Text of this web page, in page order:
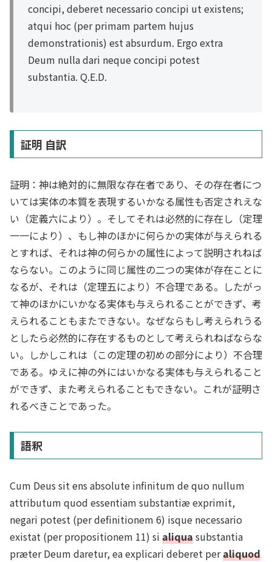
concipi, deberet necessario concipi ut existens;
atqui hoc (per primam partem hujus
demonstrationis) est absurdum. Ergo extra
Deum nulla dari neque concipi potest
substantia. Q.E.D.
証明 自訳
証明：神は絶対的に無限な存在者であり、その存在者につ
いては実体の本質を表現するいかなる属性も否定されえな
い（定義六により）。そしてそれは必然的に存在し（定理
一一により）、もし神のほかに何らかの実体が与えられる
とすれば、それは神の何らかの属性によって説明されねば
ならない。このように同じ属性の二つの実体が存在ことに
なるが、それは（定理五により）不合理である。したがっ
て神のほかにいかなる実体も与えられることができず、考
えられることもまたできない。なぜならもし考えられうる
としたら必然的に存在するものとして考えられねばならな
い。しかしこれは（この定理の初めの部分により）不合理
である。ゆえに神の外にはいかなる実体も与えられること
ができず、また考えられることもできない。これが証明さ
れるべきことであった。
語釈
Cum Deus sit ens absolute infinitum de quo nullum
attributum quod essentiam substantiæ exprimit,
negari potest (per definitionem 6) isque necessario
existat (per propositionem 11) si aliquasubstantia
præter Deum daretur, ea explicari deberet peraliquod